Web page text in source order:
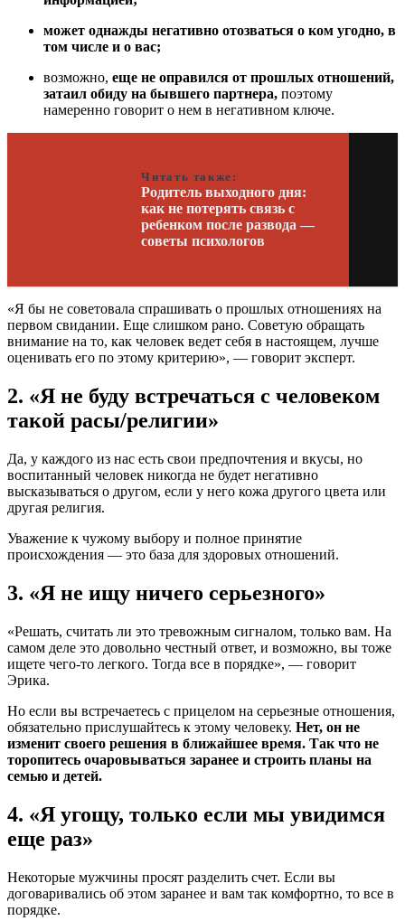
может однажды негативно отозваться о ком угодно, в
том числе и о вас;
возможно, еще не оправился от прошлых отношений,
затаил обиду на бывшего партнера, поэтому
намеренно говорит о нем в негативном ключе.
Читать также:
Родитель выходного дня:
как не потерять связь с
ребенком после развода —
советы психологов
«Я бы не советовала спрашивать о прошлых отношениях на
первом свидании. Еще слишком рано. Советую обращать
внимание на то, как человек ведет себя в настоящем, лучше
оценивать его по этому критерию», — говорит эксперт.
2. «Я не буду встречаться с человеком
такой расы/религии»
Да, у каждого из нас есть свои предпочтения и вкусы, но
воспитанный человек никогда не будет негативно
высказываться о другом, если у него кожа другого цвета или
другая религия.
Уважение к чужому выбору и полное принятие
происхождения — это база для здоровых отношений.
3. «Я не ищу ничего серьезного»
«Решать, считать ли это тревожным сигналом, только вам. На
самом деле это довольно честный ответ, и возможно, вы тоже
ищете чего-то легкого. Тогда все в порядке», — говорит
Эрика.
Но если вы встречаетесь с прицелом на серьезные отношения,
обязательно прислушайтесь к этому человеку. Нет, он не
изменит своего решения в ближайшее время. Так что не
торопитесь очаровываться заранее и строить планы на
семью и детей.
4. «Я угощу, только если мы увидимся
еще раз»
Некоторые мужчины просят разделить счет. Если вы
договаривались об этом заранее и вам так комфортно, то все в
порядке.